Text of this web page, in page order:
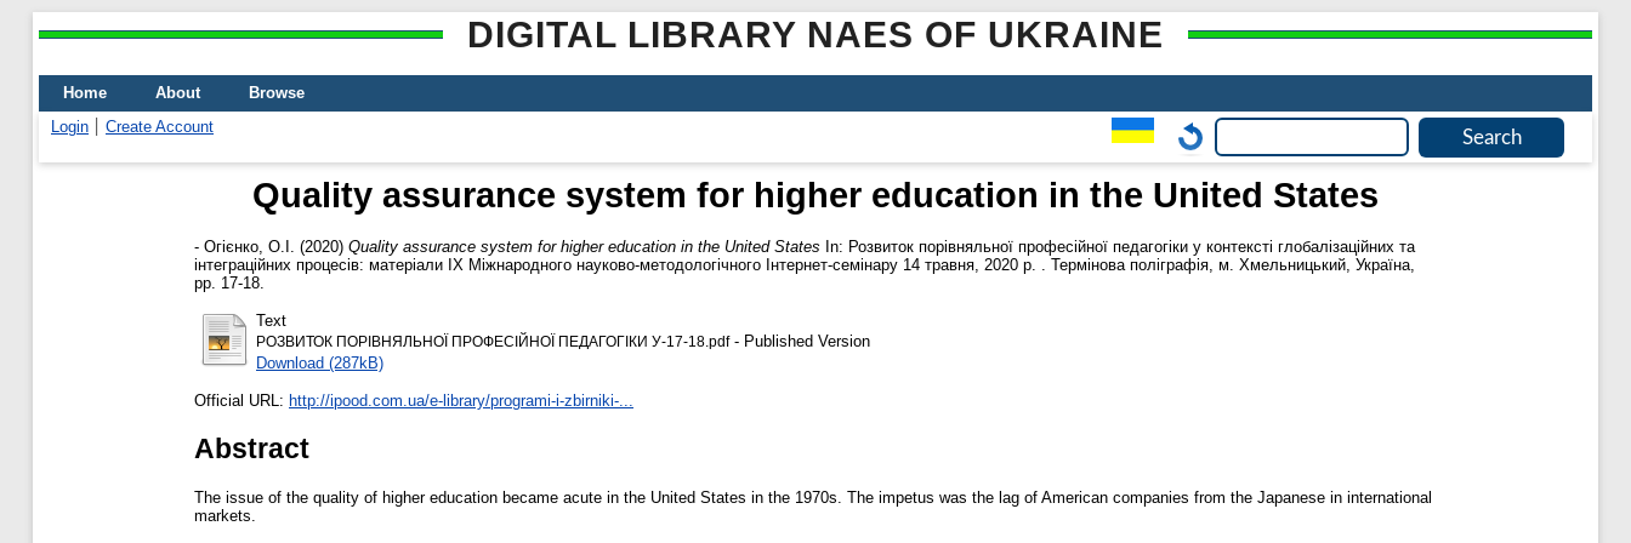
DIGITAL LIBRARY NAES OF UKRAINE
Home About
Browse
Login
Create Account
Quality assurance system for higher education in the United States
- Огієнко, О.І. (2020) Quality assurance system for higher education in the United States In: Розвиток порівняльної професійної педагогіки у контексті глобалізаційних та
інтеграційних процесів: матеріали ІХ Міжнародного науково-методологічного Інтернет-семінару 14 травня, 2020 р. . Термінова поліграфія, м. Хмельницький, Україна,
pp. 17-18.
Text
РОЗВИТОК ПОРІВНЯЛЬНОЇ ПРОФЕСІЙНОЇ ПЕДАГОГІКИ У-17-18.pdf- Published Version
Download (287kB)
Official URL: http://ipood.com.ua/e-library/programi-i-zbirniki-...
Abstract
The issue of the quality of higher education became acute in the United States in the 1970s. The impetus was the lag of American companies from the Japanese in international
markets.